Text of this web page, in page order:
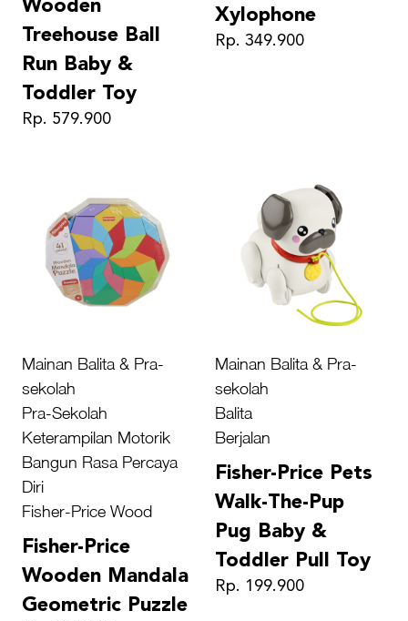
Wooden
Treehouse Ball
Run Baby &
Toddler Toy
Rp. 579.900
Xylophone
Rp. 349.900
Mainan Balita & Pra-
sekolah
Pra-Sekolah
Keterampilan Motorik
Bangun Rasa Percaya
Diri
Fisher-Price Wood
Fisher-Price
Wooden Mandala
Geometric Puzzle
Mainan Balita & Pra-
sekolah
Balita
Berjalan
Fisher-Price Pets
Walk-The-Pup
Pug Baby &
Toddler Pull Toy
Rp. 199.900